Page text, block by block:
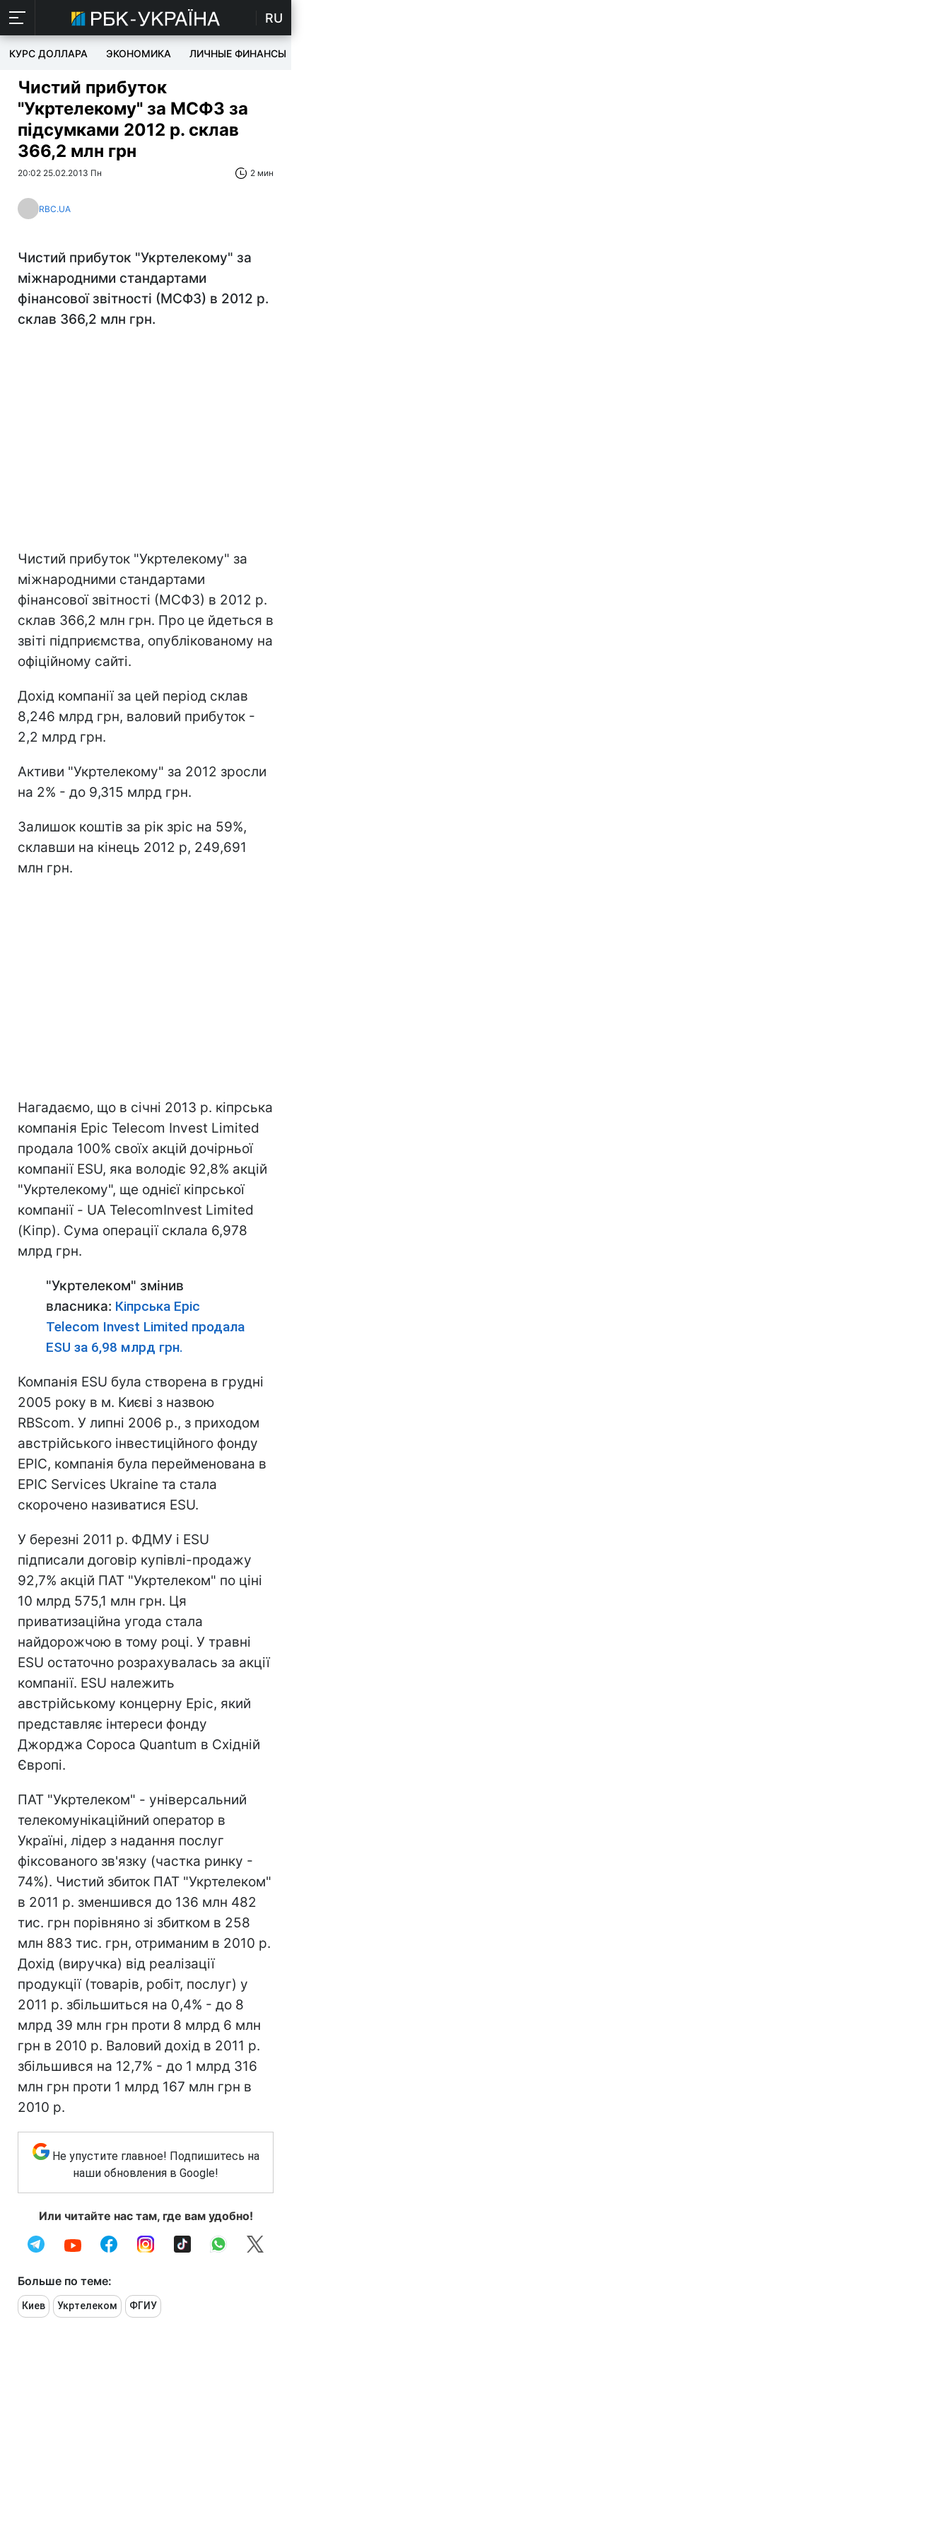
RU
КУРС ДОЛЛАРА ЭКОНОМИКА ЛИЧНЫЕ ФИНАНСЫ
Чистий прибуток
"Укртелекому" за МСФЗ за
підсумками 2012 р. склав
366,2 млн грн
20:02 25.02.2013 Пн 2 мин
RBC.UA
Чистий прибуток "Укртелекому" за
міжнародними стандартами
фінансової звітності (МСФЗ) в 2012 р.
склав 366,2 млн грн.
Чистий прибуток "Укртелекому" за
міжнародними стандартами
фінансової звітності (МСФЗ) в 2012 р.
склав 366,2 млн грн. Про це йдеться в
звіті підприємства, опублікованому на
офіційному сайті.
Дохід компанії за цей період склав
8,246 млрд грн, валовий прибуток -
2,2 млрд грн.
Активи "Укртелекому" за 2012 зросли
на 2% - до 9,315 млрд грн.
Залишок коштів за рік зріс на 59%,
склавши на кінець 2012 р, 249,691
млн грн.
Нагадаємо, що в січні 2013 р. кіпрська
компанія Epic Telecom Invest Limited
продала 100% своїх акцій дочірньої
компанії ESU, яка володіє 92,8% акцій
"Укртелекому", ще однієї кіпрської
компанії - UA TelecomInvest Limited
(Кіпр). Сума операції склала 6,978
млрд грн.
"Укртелеком" змінив
власника: Кіпрська Epic
Telecom Invest Limited продала
ESU за 6,98 млрд грн.
Компанія ESU була створена в грудні
2005 року в м. Києві з назвою
RBScom. У липні 2006 р., з приходом
австрійського інвестиційного фонду
EPIC, компанія була перейменована в
EPIC Services Ukraine та стала
скорочено називатися ESU.
У березні 2011 р. ФДМУ і ESU
підписали договір купівлі-продажу
92,7% акцій ПАТ "Укртелеком" по ціні
10 млрд 575,1 млн грн. Ця
приватизаційна угода стала
найдорожчою в тому році. У травні
ESU остаточно розрахувалась за акції
компанії. ESU належить
австрійському концерну Epic, який
представляє інтереси фонду
Джорджа Сороса Quantum в Східній
Європі.
ПАТ "Укртелеком" - універсальний
телекомунікаційний оператор в
Україні, лідер з надання послуг
фіксованого зв'язку (частка ринку -
74%). Чистий збиток ПАТ "Укртелеком"
в 2011 р. зменшився до 136 млн 482
тис. грн порівняно зі збитком в 258
млн 883 тис. грн, отриманим в 2010 р.
Дохід (виручка) від реалізації
продукції (товарів, робіт, послуг) у
2011 р. збільшиться на 0,4% - до 8
млрд 39 млн грн проти 8 млрд 6 млн
грн в 2010 р. Валовий дохід в 2011 р.
збільшився на 12,7% - до 1 млрд 316
млн грн проти 1 млрд 167 млн грн в
2010 р.
Не упустите главное! Подпишитесь на
наши обновления в Google!
Или читайте нас там, где вам удобно!
Больше по теме:
Киев Укртелеком ФГИУ